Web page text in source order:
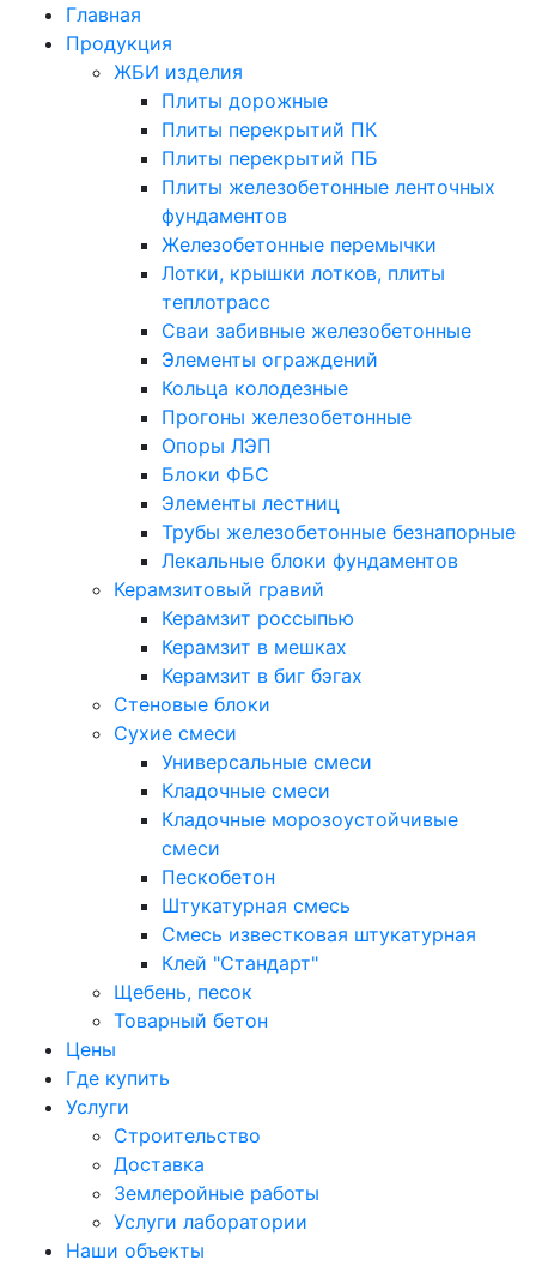
Главная
Продукция
ЖБИ изделия
Плиты дорожные
Плиты перекрытий ПК
Плиты перекрытий ПБ
Плиты железобетонные ленточных
фундаментов
Железобетонные перемычки
Лотки, крышки лотков, плиты
теплотрасс
Сваи забивные железобетонные
Элементы ограждений
Кольца колодезные
Прогоны железобетонные
Опоры ЛЭП
Блоки ФБС
Элементы лестниц
Трубы железобетонные безнапорные
Лекальные блоки фундаментов
Керамзитовый гравий
Керамзит россыпью
Керамзит в мешках
Керамзит в биг бэгах
Cтеновые блоки
Сухие смеси
Универсальные смеси
Кладочные смеси
Кладочные морозоустойчивые
смеси
Пескобетон
Штукатурная смесь
Смесь известковая штукатурная
Клей "Стандарт"
Щебень, песок
Товарный бетон
Цены
Где купить
Услуги
Строительство
Доставка
Землеройные работы
Услуги лаборатории
Наши объекты